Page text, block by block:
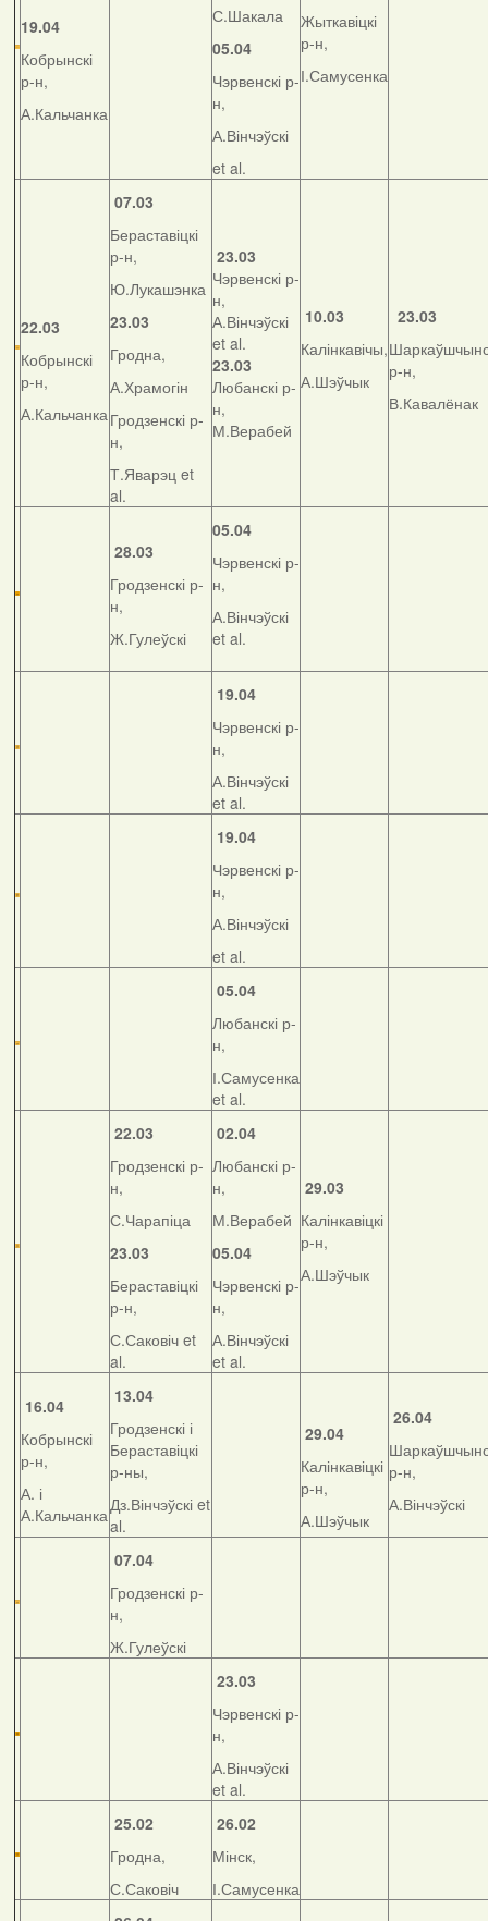
19.04
Кобрынскі
р-н,
А.Кальчанка
С.Шакала
05.04
Чэрвенскі р-
н,
А.Вінчэўскі
et al.
Жыткавіцкі
р-н,
І.Самусенка
22.03
Кобрынскі
р-н,
А.Кальчанка
07.03
Бераставіцкі
р-н,
Ю.Лукашэнка
23.03
Гродна,
А.Храмогін
Гродзенскі р-
н,
Т.Яварэц et
al.
23.03
Чэрвенскі р-
н,
А.Вінчэўскі
et al.
23.03
Любанскі р-
н,
М.Верабей
10.03
Калінкавічы,
А.Шэўчык
23.03
р-н,
В.Кавалёнак
28.03
Гродзенскі р-
н,
Ж.Гулеўскі
05.04
Чэрвенскі р-
н,
А.Вінчэўскі
et al.
19.04
Чэрвенскі р-
н,
А.Вінчэўскі
et al.
19.04
Чэрвенскі р-
н,
А.Вінчэўскі
et al.
05.04
Любанскі р-
н,
І.Самусенка
et al.
22.03
Гродзенскі р-
н,
С.Чарапіца
23.03
Бераставіцкі
р-н,
С.Саковіч et
al.
02.04
Любанскі р-
н,
М.Верабей
05.04
Чэрвенскі р-
н,
А.Вінчэўскі
et al.
29.03
Калінкавіцкі
р-н,
А.Шэўчык
16.04
Кобрынскі
р-н,
А. і
А.Кальчанка
13.04
Гродзенскі і
Бераставіцкі
р-ны,
Дз.Вінчэўскі et
al.
29.04
Калінкавіцкі
р-н,
А.Шэўчык
26.04
р-н,
А.Вінчэўскі
07.04
Гродзенскі р-
н,
Ж.Гулеўскі
23.03
Чэрвенскі р-
н,
А.Вінчэўскі
et al.
25.02
Гродна,
С.Саковіч
26.02
Мінск,
І.Самусенка